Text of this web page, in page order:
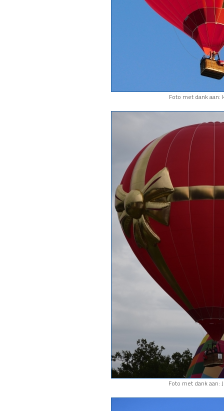
Foto met dank aan:
Foto met dank aan: